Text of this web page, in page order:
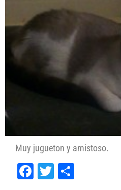
Muy jugueton y amistoso.
Facebook
Twitter